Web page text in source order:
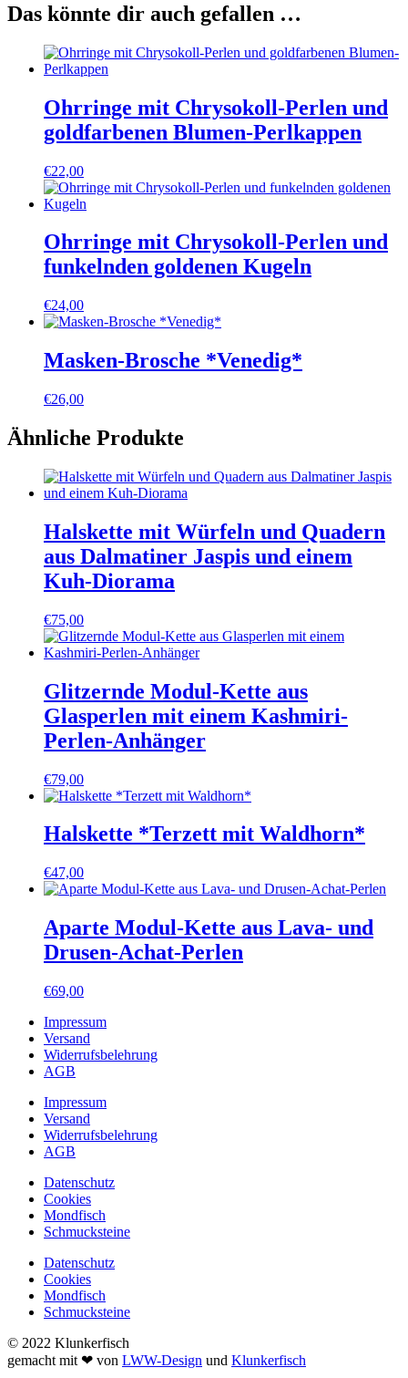
Das könnte dir auch gefallen …
Ohrringe mit Chrysokoll-Perlen und
goldfarbenen Blumen-Perlkappen
€22,00
Ohrringe mit Chrysokoll-Perlen und
funkelnden goldenen Kugeln
€24,00
Masken-Brosche *Venedig*
€26,00
Ähnliche Produkte
Halskette mit Würfeln und Quadern
aus Dalmatiner Jaspis und einem
Kuh-Diorama
€75,00
Glitzernde Modul-Kette aus
Glasperlen mit einem Kashmiri-
Perlen-Anhänger
€79,00
Halskette *Terzett mit Waldhorn*
€47,00
Aparte Modul-Kette aus Lava- und
Drusen-Achat-Perlen
€69,00
Impressum
Versand
Widerrufsbelehrung
AGB
Impressum
Versand
Widerrufsbelehrung
AGB
Datenschutz
Cookies
Mondfisch
Schmucksteine
Datenschutz
Cookies
Mondfisch
Schmucksteine
© 2022 Klunkerfisch
gemacht mit ❤ von LWW-Design und Klunkerfisch